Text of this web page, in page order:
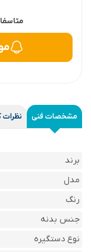
مشخصات فنی نظرات
برند
مدل
رنگ
جنس بدنه
نوع دستگیره